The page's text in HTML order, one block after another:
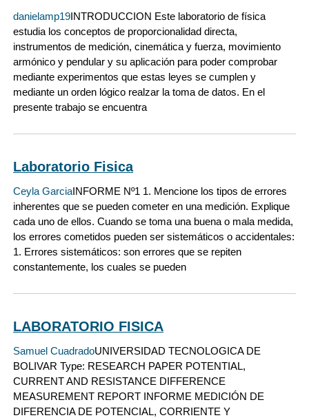
danielamp19INTRODUCCION Este laboratorio de física
estudia los conceptos de proporcionalidad directa,
instrumentos de medición, cinemática y fuerza, movimiento
armónico y pendular y su aplicación para poder comprobar
mediante experimentos que estas leyes se cumplen y
mediante un orden lógico realzar la toma de datos. En el
presente trabajo se encuentra
Laboratorio Fisica
Ceyla GarciaINFORME Nº1 1. Mencione los tipos de errores
inherentes que se pueden cometer en una medición. Explique
cada uno de ellos. Cuando se toma una buena o mala medida,
los errores cometidos pueden ser sistemáticos o accidentales:
1. Errores sistemáticos: son errores que se repiten
constantemente, los cuales se pueden
LABORATORIO FISICA
Samuel CuadradoUNIVERSIDAD TECNOLOGICA DE
BOLIVAR Type: RESEARCH PAPER POTENTIAL,
CURRENT AND RESISTANCE DIFFERENCE
MEASUREMENT REPORT INFORME MEDICIÓN DE
DIFERENCIA DE POTENCIAL, CORRIENTE Y